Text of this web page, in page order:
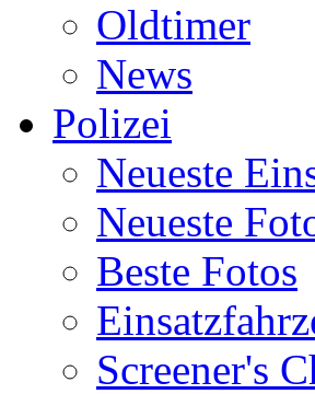
Oldtimer
News
Polizei
Neueste
Neueste
Beste Fotos
Screener's